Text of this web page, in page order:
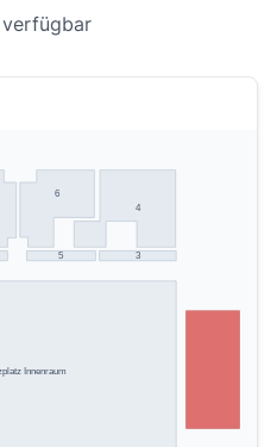
verfügbar
3
4
5
6
Innenraum